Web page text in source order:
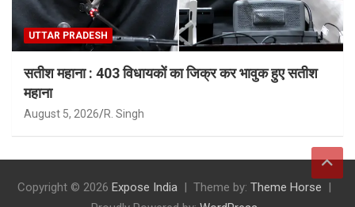
UTTAR PRADESH
सतीश महाना : 403 विधायकों का जिक्र कर भावुक हुए सतीश
महाना
August 5, 2026 R. Singh
Copyright © 2026 Expose India Theme by: Theme Horse